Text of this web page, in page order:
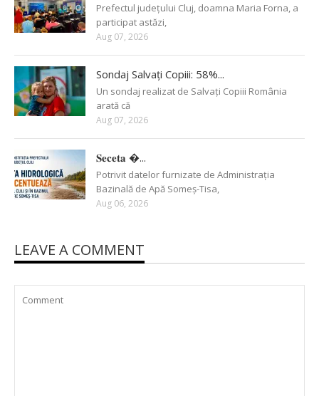
Prefectul județului Cluj, doamna Maria Forna, a
participat astăzi,
Aug 07, 2026
Sondaj Salvați Copiii: 58%...
Un sondaj realizat de Salvați Copiii România
arată că
Aug 07, 2026
𝐒𝐞𝐜𝐞𝐭𝐚 �...
Potrivit datelor furnizate de Administrația
Bazinală de Apă Someș-Tisa,
Aug 06, 2026
LEAVE A COMMENT